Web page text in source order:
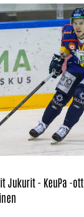
Jukurit - KeuPa -